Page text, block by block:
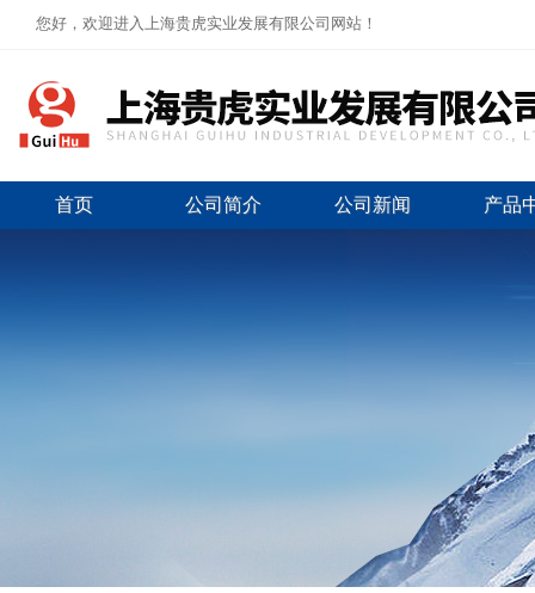
您好，欢迎进入上海贵虎实业发展有限公司网站！
首页 公司简介 公司新闻 产品